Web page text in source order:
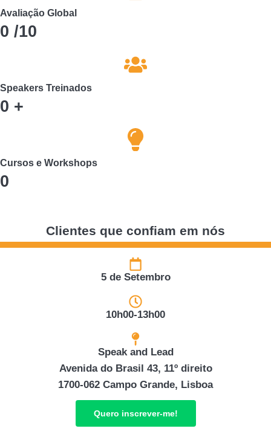
Avaliação Global
0 /10
Speakers Treinados
0 +
Cursos e Workshops
0
Clientes que confiam em nós
5 de Setembro
10h00-13h00
Speak and Lead
Avenida do Brasil 43, 11º direito
1700-062 Campo Grande, Lisboa
Quero inscrever-me!